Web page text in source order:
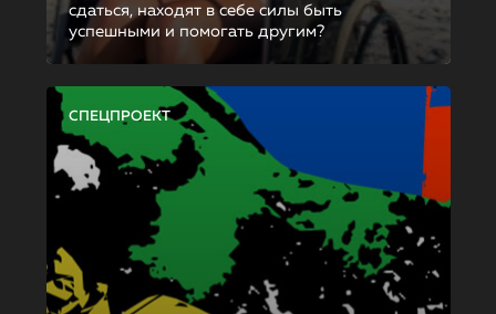
сдаться, находят в себе силы быть
успешными и помогать другим?
СПЕЦПРОЕКТ